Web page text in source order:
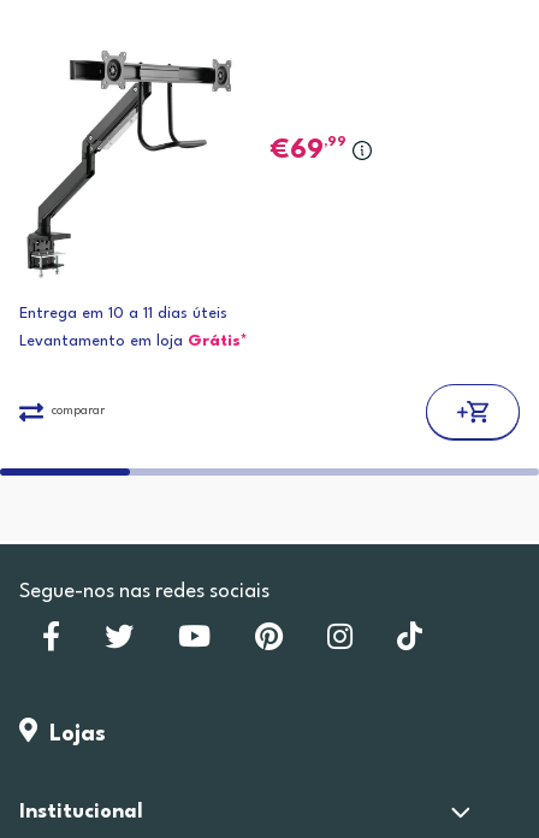
69,99
Entrega em 10 a 11 dias úteis
Levantamento em loja Grátis*
comparar
Segue-nos nas redes sociais
Lojas
Institucional